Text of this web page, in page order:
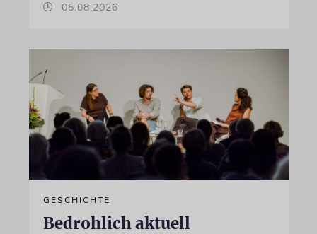
05.08.2026
GESCHICHTE
Bedrohlich aktuell